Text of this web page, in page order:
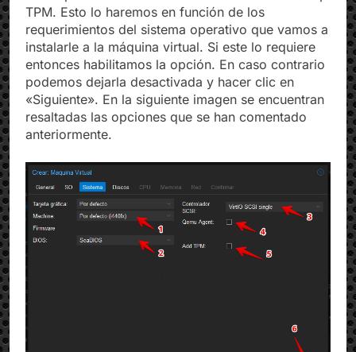
El 5to paso es habilitar o no la emulación del Chip
TPM. Esto lo haremos en función de los
requerimientos del sistema operativo que vamos a
instalarle a la máquina virtual. Si este lo requiere
entonces habilitamos la opción. En caso contrario
podemos dejarla desactivada y hacer clic en
«Siguiente». En la siguiente imagen se encuentran
resaltadas las opciones que se han comentado